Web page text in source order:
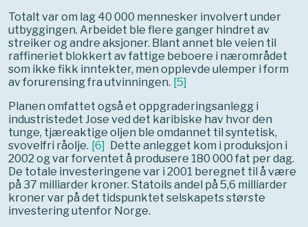
Totalt var om lag 40 000 mennesker involvert under
utbyggingen. Arbeidet ble flere ganger hindret av
streiker og andre aksjoner. Blant annet ble veien til
raffineriet blokkert av fattige beboere i nærområdet
som ikke fikk inntekter, men opplevde ulemper i form
av forurensing fra utvinningen. [5]
Planen omfattet også et oppgraderingsanlegg i
industristedet Jose ved det karibiske hav hvor den
tunge, tjæreaktige oljen ble omdannet til syntetisk,
svovelfri råolje. [6] Dette anlegget kom i produksjon i
2002 og var forventet å produsere 180 000 fat per dag.
De totale investeringene var i 2001 beregnet til å være
på 37 milliarder kroner. Statoils andel på 5,6 milliarder
kroner var på det tidspunktet selskapets største
investering utenfor Norge.